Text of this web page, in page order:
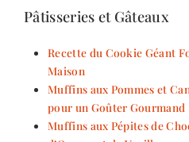
Pâtisseries et Gâteaux
Recette du Cookie Géant
Maison
Muffins aux Pommes et
pour un Goûter Gourmand
Muffins aux Pépites de